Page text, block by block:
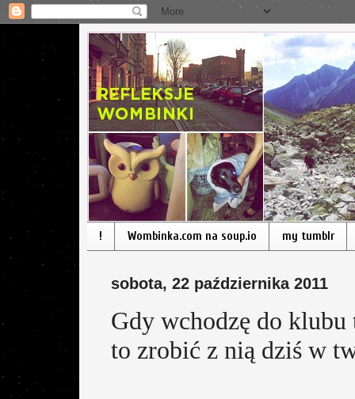
! Wombinka.com na soup.io my tumblr
sobota, 22 października 2011
Gdy wchodzę do
to zrobić z nią dziś w